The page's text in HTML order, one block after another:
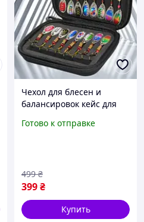
Чехол для блесен и
балансировок кейс для
блесен сумка для
Готово к отправке
399₴
499 ₴
Купить